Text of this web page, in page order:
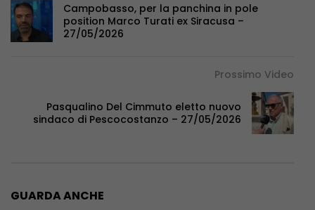
Campobasso, per la panchina in pole
position Marco Turati ex Siracusa –
27/05/2026
Prossimo Video
Pasqualino Del Cimmuto eletto nuovo
sindaco di Pescocostanzo – 27/05/2026
GUARDA ANCHE